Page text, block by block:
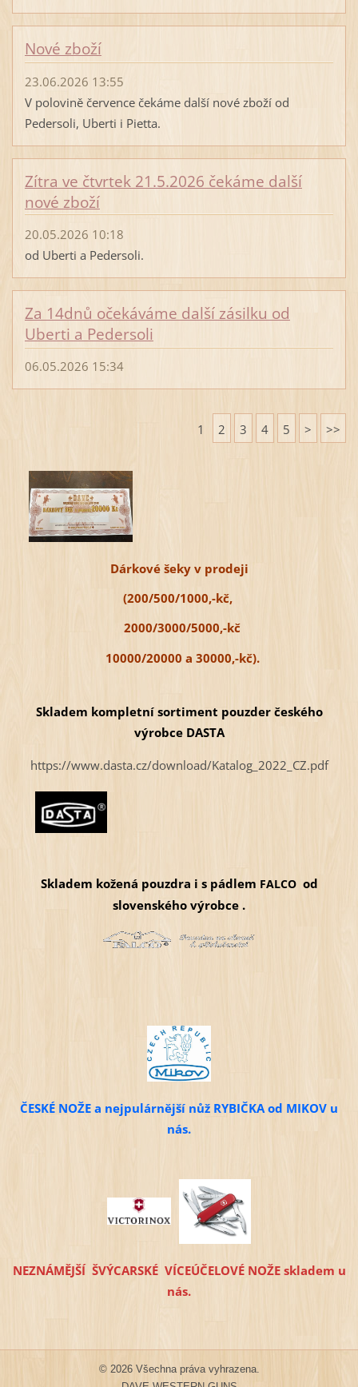
Nové zboží
23.06.2026 13:55
V polovině července čekáme další nové zboží od
Pedersoli, Uberti i Pietta.
Zítra ve čtvrtek 21.5.2026 čekáme další
nové zboží
20.05.2026 10:18
od Uberti a Pedersoli.
Za 14dnů očekáváme další zásilku od
Uberti a Pedersoli
06.05.2026 15:34
1 2 3 4 5 > >>
Dárkové šeky v prodeji
(200/500/1000,-kč,
2000/3000/5000,-kč
10000/20000 a 30000,-kč).
Skladem kompletní sortiment pouzder českého
výrobce DASTA
https://www.dasta.cz/download/Katalog_2022_CZ.pdf
Skladem kožená pouzdra i s pádlem FALCOod
slovenského výrobce .
ČESKÉ NOŽE a nejpulárnější nůž RYBIČKA od MIKOV u
nás.
NEZNÁMĚJŠÍ ŠVÝCARSKÉ VÍCEÚČELOVÉ NOŽE skladem u
nás.
© 2026 Všechna práva vyhrazena.